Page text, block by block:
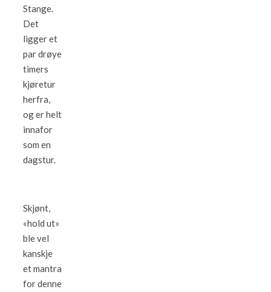
Stange.
Det
ligger et
par drøye
timers
kjøretur
herfra,
og er helt
innafor
som en
dagstur.
Skjønt,
«hold ut»
ble vel
kanskje
et mantra
for denne